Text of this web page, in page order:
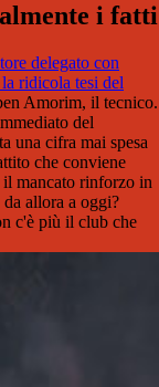
i fatti
delegato con
ridicola tesi del
Amorim, il tecnico.
del
una cifra mai spesa
che conviene
mancato rinforzo in
da allora a oggi?
c'è più il club che